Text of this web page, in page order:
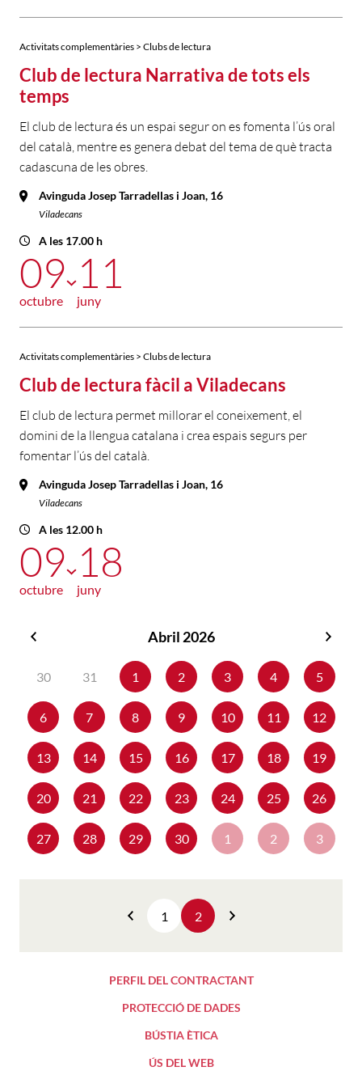
Activitats complementàries > Clubs de lectura
Club de lectura Narrativa de tots els
temps
El club de lectura és un espai segur on es fomenta l’ús oral
del català, mentre es genera debat del tema de què tracta
cadascuna de les obres.
Avinguda Josep Tarradellas i Joan, 16
Viladecans
A les 17.00 h
09
octubre
11
juny
Activitats complementàries > Clubs de lectura
Club de lectura fàcil a Viladecans
El club de lectura permet millorar el coneixement, el
domini de la llengua catalana i crea espais segurs per
fomentar l’ús del català.
Avinguda Josep Tarradellas i Joan, 16
Viladecans
A les 12.00 h
09
octubre
18
juny
Abril 2026
30
31 1 2 3 4 5
6 7 8 9 10 11 12
13 14 15 16 17 18 19
20 21 22 23 24 25 26
27 28 29 30 1 2 3
Anterior
1 2
PERFIL DEL CONTRACTANT
PROTECCIÓ DE DADES
BÚSTIA ÈTICA
ÚS DEL WEB